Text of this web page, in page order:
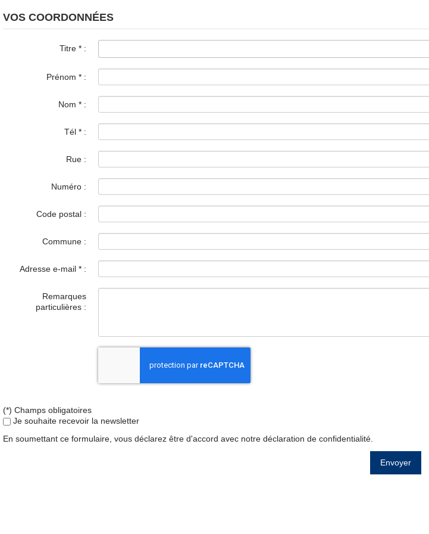
VOS COORDONNÉES
Titre * :
Prénom * :
Nom * :
Tél * :
Rue :
Numéro :
Code postal :
Commune :
Adresse e-mail * :
Remarques
particulières :
(*) Champs obligatoires
Je souhaite recevoir la newsletter
En soumettant ce formulaire, vous déclarez être d'accord avec notre déclaration de confidentialité
Envoyer